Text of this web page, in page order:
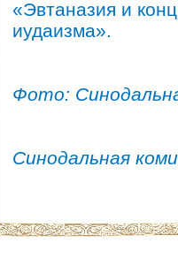
«Эвтаназия и
иудаизма».
Фото:
Синодальная